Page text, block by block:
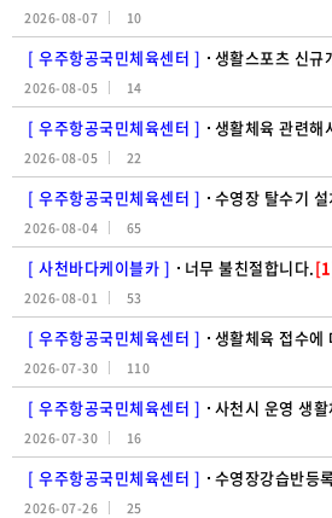
2026-08-07 10
[ 우주항공국민체육센터 ] 생활스포츠 신규
2026-08-05 14
[ 우주항공국민체육센터 ] 생활체육 관련해
2026-08-05 22
[ 우주항공국민체육센터 ] 수영장 탈수기
2026-08-04 65
[ 사천바다케이블카 ] 너무 불친절합니다.
2026-08-01 53
[ 우주항공국민체육센터 ] 생활체육 접수에
2026-07-30 110
[ 우주항공국민체육센터 ] 사천시 운영 생활체육 프로그램의
2026-07-30 16
[ 우주항공국민체육센터 ] 수영장강습반등
2026-07-26 25